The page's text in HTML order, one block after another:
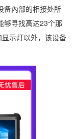
备內部的相接处所
够寻找高达23个那
示灯以外，该设备